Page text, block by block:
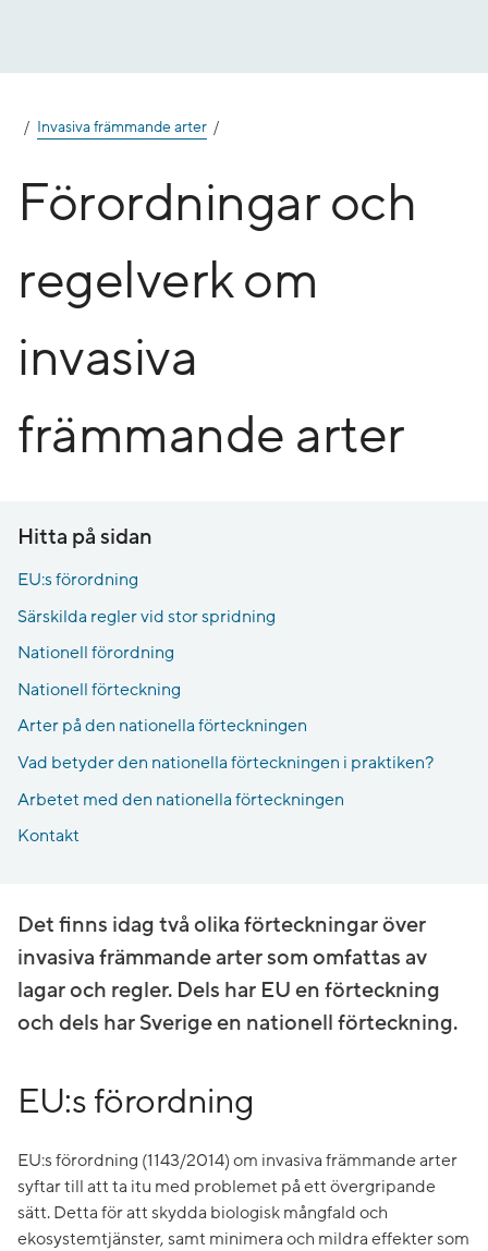
Invasiva främmande arter
Förordningar och
regelverk om
invasiva
främmande arter
Hitta på sidan
EU:s förordning
Särskilda regler vid stor spridning
Nationell förordning
Nationell förteckning
Syfte med nationell förteckning
Arter på den nationella förteckningen
Vattenlevande arter
Landlevande arter
Vad betyder den nationella förteckningen i praktiken?
För privata fastighetsägare
För statliga myndigheter
Arbetet med den nationella förteckningen
Riskklassificering
Kontakt
Det finns idag två olika förteckningar över
invasiva främmande arter som omfattas av
lagar och regler. Dels har EU en förteckning
och dels har Sverige en nationell förteckning.
EU:s förordning
EU:s förordning (1143/2014) om invasiva främmande arter
syftar till att ta itu med problemet på ett övergripande
sätt. Detta för att skydda biologisk mångfald och
ekosystemtjänster, samt minimera och mildra effekter som